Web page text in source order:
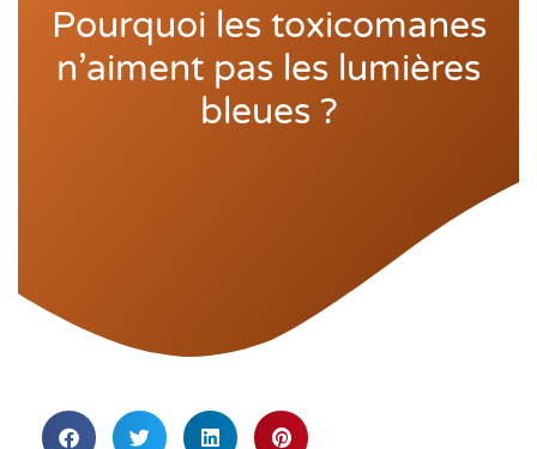
Pourquoi les toxicomanes
n’aiment pas les lumières
bleues ?